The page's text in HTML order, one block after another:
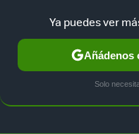
TESLA UBER AUTO
Ya puedes ver
Añádenos
Solo